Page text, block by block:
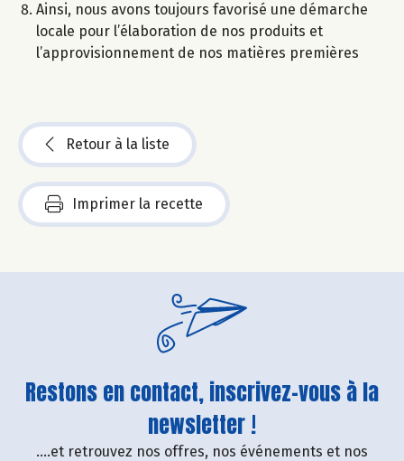
Ainsi, nous avons toujours favorisé une démarche
locale pour l’élaboration de nos produits et
l’approvisionnement de nos matières premières
Retour à la liste
Imprimer la recette
Restons en contact, inscrivez-vous à la
newsletter !
....et retrouvez nos offres, nos événements et nos